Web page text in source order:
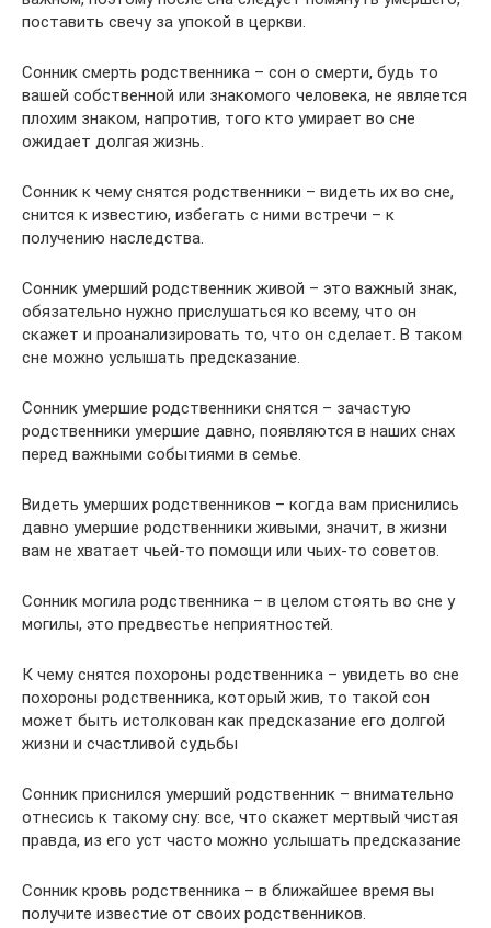
поставить свечу за упокой в церкви.
Cонник смерть родственника – сон о смерти, будь то
вашей собственной или знакомого человека, не является
плохим знаком, напротив, того кто умирает во сне
ожидает долгая жизнь.
Cонник к чему снятся родственники – видеть их во сне,
снится к известию, избегать с ними встречи – к
получению наследства.
Cонник умерший родственник живой – это важный знак,
обязательно нужно прислушаться ко всему, что он
скажет и проанализировать то, что он сделает. В таком
сне можно услышать предсказание.
Cонник умершие родственники снятся – зачастую
родственники умершие давно, появляются в наших снах
перед важными событиями в семье.
Видеть умерших родственников – когда вам приснились
давно умершие родственники живыми, значит, в жизни
вам не хватает чьей-то помощи или чьих-то советов.
Cонник могила родственника – в целом стоять во сне у
могилы, это предвестье неприятностей.
К чему снятся похороны родственника – увидеть во сне
похороны родственника, который жив, то такой сон
может быть истолкован как предсказание его долгой
жизни и счастливой судьбы
Cонник приснился умерший родственник – внимательно
отнесись к такому сну: все, что скажет мертвый чистая
правда, из его уст часто можно услышать предсказание
Cонник кровь родственника – в ближайшее время вы
получите известие от своих родственников.